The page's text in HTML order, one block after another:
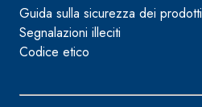
Guida sulla sicurezza dei prodotti
Segnalazioni illeciti
Codice etico